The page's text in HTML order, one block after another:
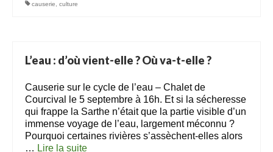
Professionnels du village
Services de santé
Services divers
Actualités
causerie culture
L’eau : d’où vient-elle ? Où va-t-elle ?
Causerie sur le cycle de l’eau – Chalet de
Courcival le 5 septembre à 16h. Et si la sécheresse
qui frappe la Sarthe n’était que la partie visible d’un
immense voyage de l’eau, largement méconnu ?
Pourquoi certaines rivières s’assèchent-elles alors
… Lire la suite­­